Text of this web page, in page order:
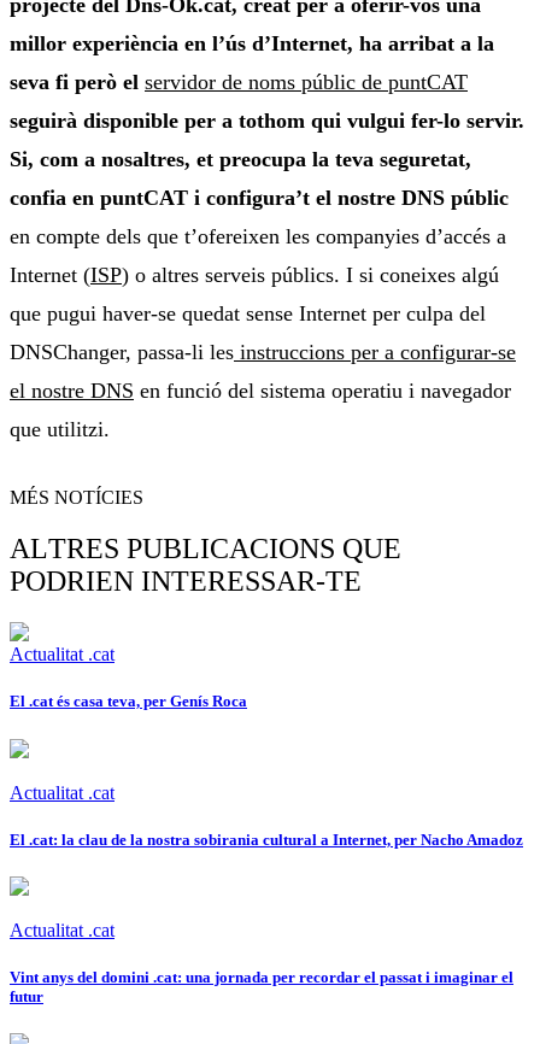
projecte del Dns-Ok.cat, creat per a oferir-vos una
millor experiència en l’ús d’Internet, ha arribat a la
seva fi però el servidor de noms públic de puntCAT
seguirà disponible per a tothom qui vulgui fer-lo servir.
Si, com a nosaltres, et preocupa la teva seguretat,
confia en puntCAT i configura’t el nostre DNS públic
en compte dels que t’ofereixen les companyies d’accés a
Internet (ISP) o altres serveis públics. I si coneixes algú
que pugui haver-se quedat sense Internet per culpa del
DNSChanger, passa-li les instruccions per a configurar-se
el nostre DNS en funció del sistema operatiu i navegador
que utilitzi.
MÉS NOTÍCIES
ALTRES PUBLICACIONS QUE
PODRIEN INTERESSAR-TE
Actualitat .cat
El .cat és casa teva, per Genís Roca
Actualitat .cat
El .cat: la clau de la nostra sobirania cultural a Internet, per Nacho Amadoz
Actualitat .cat
Vint anys del domini .cat: una jornada per recordar el passat i imaginar el
futur